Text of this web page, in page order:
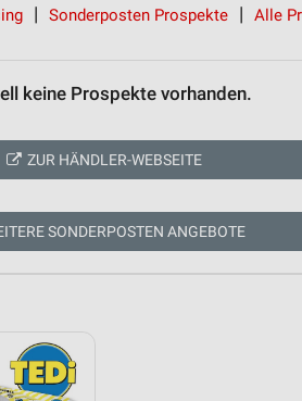
Sonderposten Prospekte Alle
keine Prospekte vorhanden.
ZUR HÄNDLER-WEBSEITE
SONDERPOSTEN ANGEBOTE